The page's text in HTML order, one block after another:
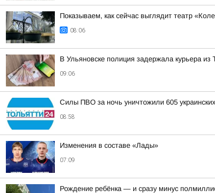
Показываем, как сейчас выглядит театр
08:06
В Ульяновске полиция задержала курьера
09:06
Силы ПВО за ночь уничтожили 605
08:58
Изменения в составе «Лады»
07:09
Рождение ребёнка — и сразу минус